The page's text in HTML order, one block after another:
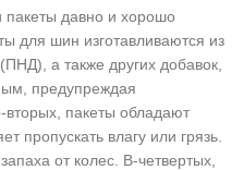
пакеты давно и хорошо
для шин изготавливаются из
а также других добавок,
предупреждая
пакеты обладают
пропускать влагу или грязь.
от колес. В-четвертых,